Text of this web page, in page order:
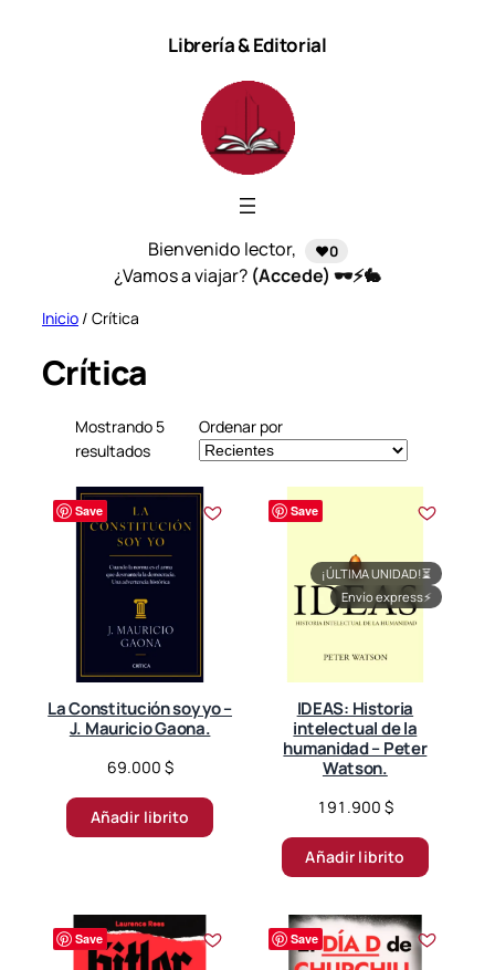
Librería & Editorial
Bienvenido lector, ❤️0
¿Vamos a viajar? (Accede) 🕶️⚡🐇
Inicio / Crítica
Crítica
Mostrando 5
resultadosS
r
t
e
d
l
a
e
s
t
Ordenar por
Save
La Constitución soy yo –
J. Mauricio Gaona.
69.000 $
Añadir librito
Save
¡ÚLTIMA UNIDAD!⏳
Envío express⚡
IDEAS: Historia
intelectual de la
humanidad – Peter
Watson.
191.900 $
Añadir librito
Save Save